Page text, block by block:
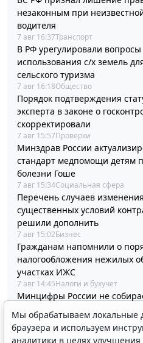
незаконным при
водителя
7 авг 16:37Транспорт
В РФ урегулировали вопросы
использования с/х земель
сельского туризма
7 авг 16:18Общество
Порядок подтверждения
эксперта в законе о
скорректировали
7 авг 15:57Проверки
Минздрав России
стандарт медпомощи детям
болезни Гоше
7 авг 15:34Социальная сфера
Перечень случаев изменения
существенных условий
решили дополнить
7 авг 15:02Бизнес
Гражданам напомнили о
налогообложения нежилых
участках ИЖС
7 авг 14:45Налоги и бухучет
Минцифры России не
вводить ограничения на
соцсети
7 авг 14:20Общество
Мы обрабатываем локальные
браузера и используем
аналитики в целях